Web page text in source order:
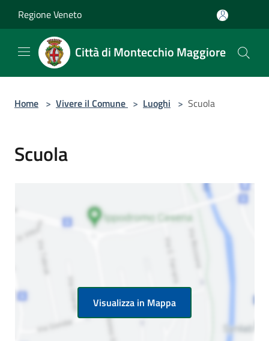
Regione Veneto
Città di Montecchio Maggiore
Home > Vivere il Comune > Luoghi > Scuola
Scuola
Visualizza in Mappa